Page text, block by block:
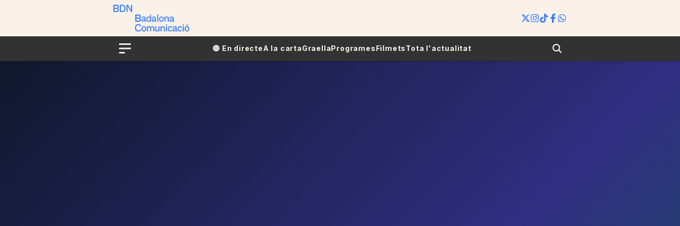
Menu
🔴​​ En directeA la cartaGraellaProgramesFilmetsTota l'actualitat Search